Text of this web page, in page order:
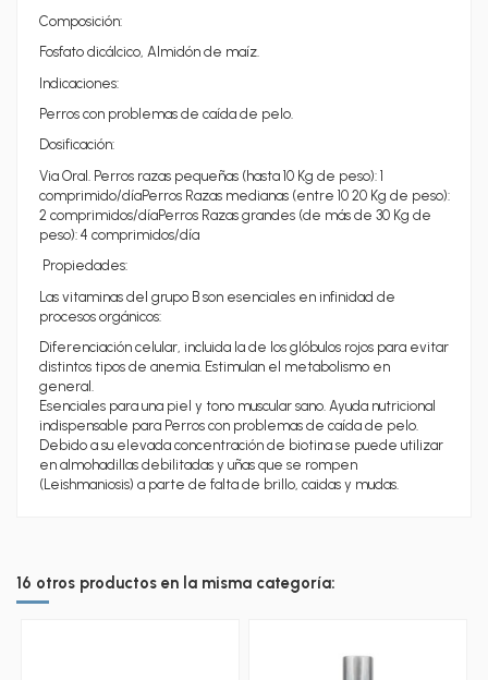
Composición:
Fosfato dicálcico, Almidón de maíz.
Indicaciones:
Perros con problemas de caída de pelo.
Dosificación:
Via Oral. Perros razas pequeñas (hasta 10 Kg de peso): 1
comprimido/díaPerros Razas medianas (entre 10 20 Kg de peso):
2 comprimidos/díaPerros Razas grandes (de más de 30 Kg de
peso): 4 comprimidos/día
Propiedades:
Las vitaminas del grupo B son esenciales en infinidad de
procesos orgánicos:
Diferenciación celular, incluida la de los glóbulos rojos para evitar
distintos tipos de anemia. Estimulan el metabolismo en
general.
Esenciales para una piel y tono muscular sano. Ayuda nutricional
indispensable para Perros con problemas de caída de pelo.
Debido a su elevada concentración de biotina se puede utilizar
en almohadillas debilitadas y uñas que se rompen
(Leishmaniosis) a parte de falta de brillo, caidas y mudas.
16 otros productos en la misma categoría: